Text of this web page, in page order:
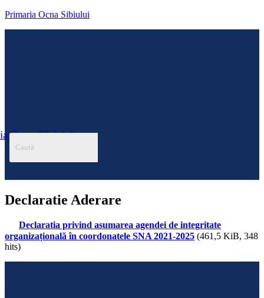
Primaria Ocna Sibiului
Ocna Sibiului
Declaratie Aderare
Declaratia privind asumarea agendei de integritate
organizațională în coordonatele SNA 2021-2025 (461,5 KiB, 348
hits)